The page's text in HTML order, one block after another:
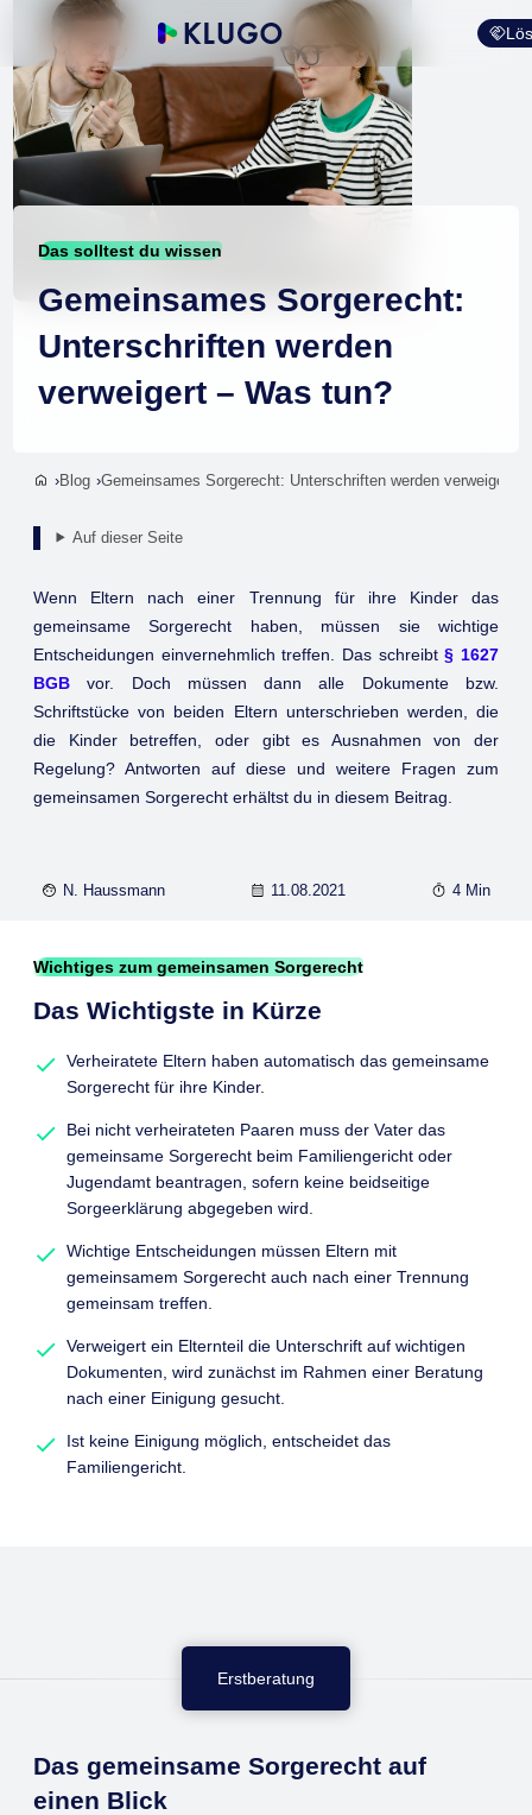
Das solltest du wissen
Gemeinsames Sorgerecht:
Unterschriften werden
verweigert – Was tun?
Blog Gemeinsames Sorgerecht: Unterschriften werden verweigert –
Auf dieser Seite
Wenn Eltern nach einer Trennung für ihre Kinder das
gemeinsame Sorgerecht haben, müssen sie wichtige
Entscheidungen einvernehmlich treffen. Das schreibt§ 1627
BGB vor. Doch müssen dann alle Dokumente bzw.
Schriftstücke von beiden Eltern unterschrieben werden, die
die Kinder betreffen, oder gibt es Ausnahmen von der
Regelung? Antworten auf diese und weitere Fragen zum
gemeinsamen Sorgerecht erhältst du in diesem Beitrag.
N. Haussmann 11.08.2021 4 Min
Wichtiges zum gemeinsamen Sorgerecht
Das Wichtigste in Kürze
Verheiratete Eltern haben automatisch das gemeinsame
Sorgerecht für ihre Kinder.
Bei nicht verheirateten Paaren muss der Vater das
gemeinsame Sorgerecht beim Familiengericht oder
Jugendamt beantragen, sofern keine beidseitige
Sorgeerklärung abgegeben wird.
Wichtige Entscheidungen müssen Eltern mit
gemeinsamem Sorgerecht auch nach einer Trennung
gemeinsam treffen.
Verweigert ein Elternteil die Unterschrift auf wichtigen
Dokumenten, wird zunächst im Rahmen einer Beratung
nach einer Einigung gesucht.
Ist keine Einigung möglich, entscheidet das
Familiengericht.
Erstberatung
Das gemeinsame Sorgerecht auf
einen Blick